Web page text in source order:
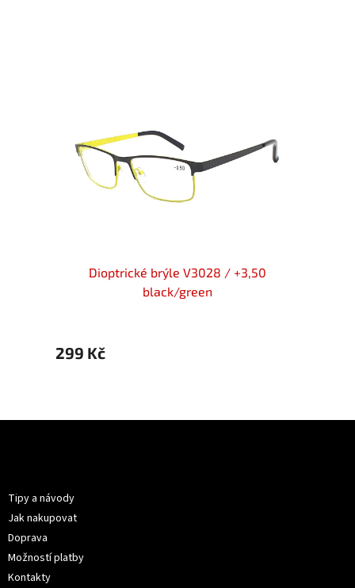
Dioptrické brýle V3028 / +3,50
black/green
299 Kč
Tipy a návody
Jak nakupovat
Doprava
Možností platby
Kontakty